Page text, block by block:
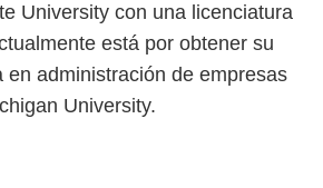
University con una licenciatura
está por obtener su
en administración de empresas
University.